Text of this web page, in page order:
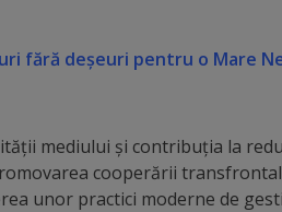
fără deșeuri pentru o Mare
mediului și contribuția la
cooperării
unor practici moderne de